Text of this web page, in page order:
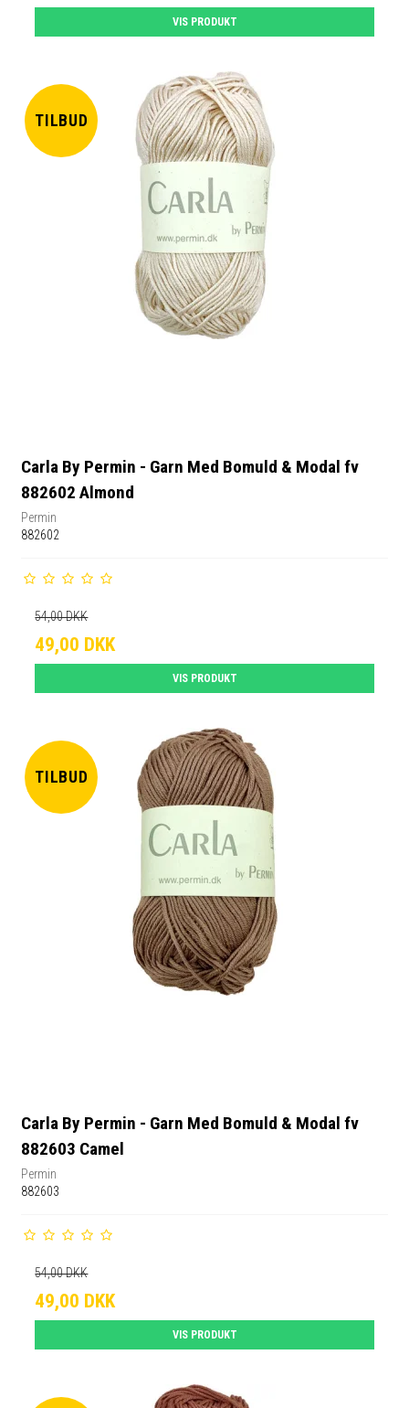
VIS PRODUKT
TILBUD
Carla By Permin - Garn Med Bomuld & Modal fv
882602 Almond
Permin
882602
54,00 DKK
49,00 DKK
VIS PRODUKT
TILBUD
Carla By Permin - Garn Med Bomuld & Modal fv
882603 Camel
Permin
882603
54,00 DKK
49,00 DKK
VIS PRODUKT